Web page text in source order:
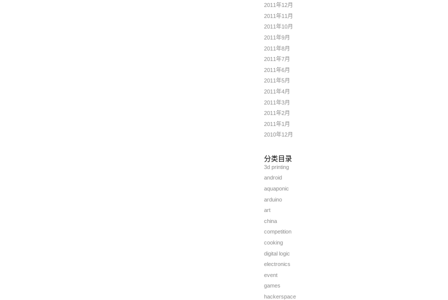
2011年12月
2011年11月
2011年10月
2011年9月
2011年8月
2011年7月
2011年6月
2011年5月
2011年4月
2011年3月
2011年2月
2011年1月
2010年12月
分类目录
3d printing
android
aquaponic
arduino
art
china
competition
cooking
digital logic
electronics
event
games
hackerspace